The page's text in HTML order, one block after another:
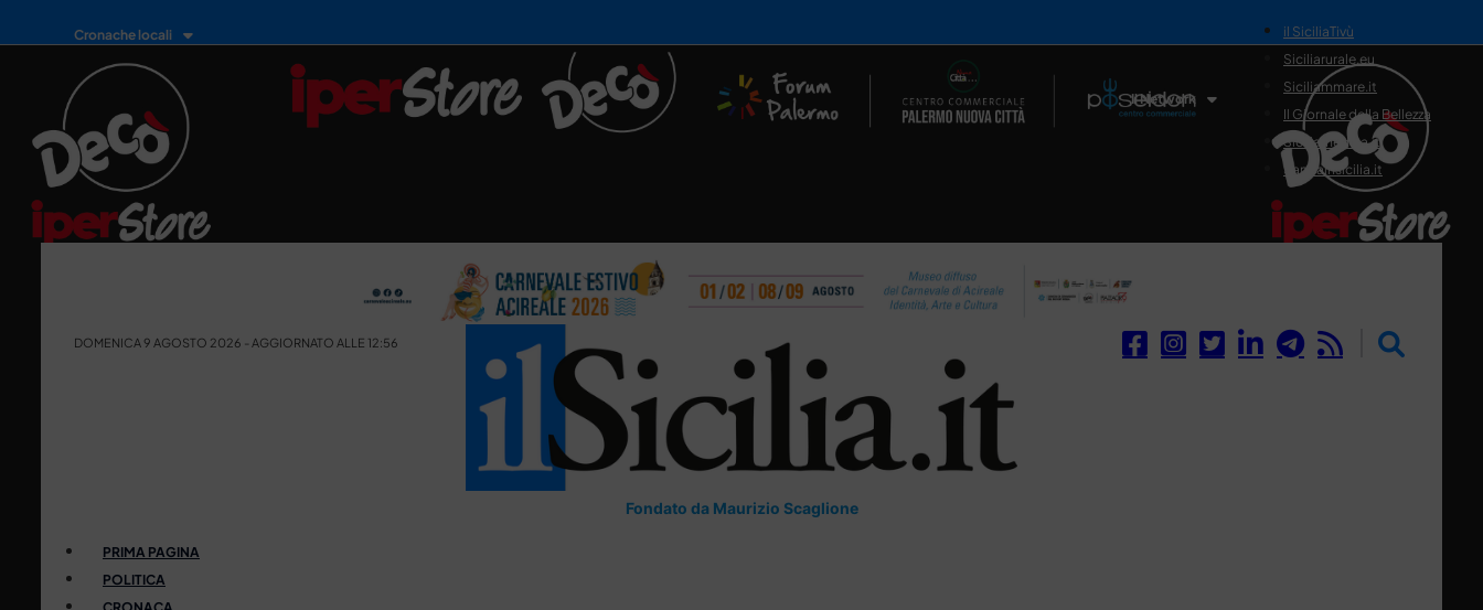
Cronache locali
Il Network
il SiciliaTivù
Siciliarurale.eu
Siciliammare.it
Il Giornale della Bellezza
Siciliamedica.it
Sanitainsicilia.it
DOMENICA 9 AGOSTO 2026 - AGGIORNATO ALLE 12:56
Fondato da Maurizio Scaglione
PRIMA PAGINA
POLITICA